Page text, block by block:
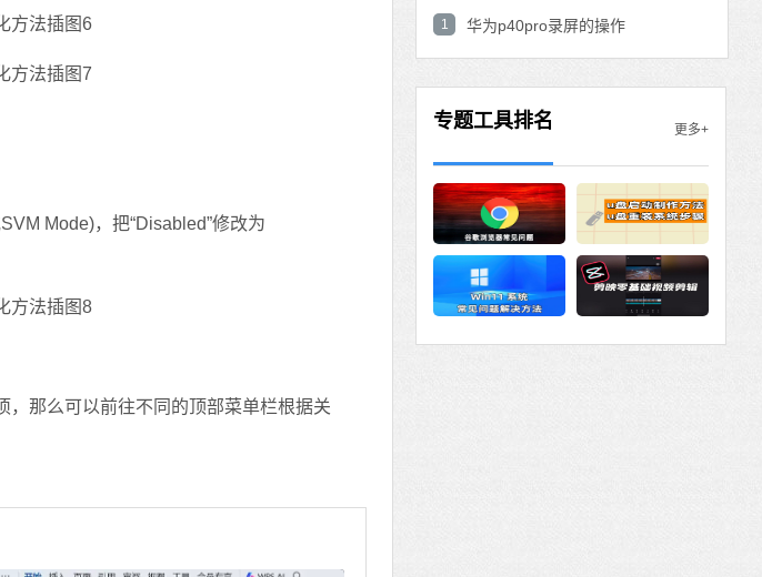
Mode)，把“Disabled”修改为
，那么可以前往不同的顶部菜单栏根据关
1 华为p40pro录屏的操作
专题工具排名 更多+